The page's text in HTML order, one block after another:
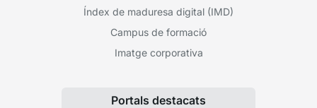
Índex de maduresa digital (IMD)
Campus de formació
Imatge corporativa
Portals destacats